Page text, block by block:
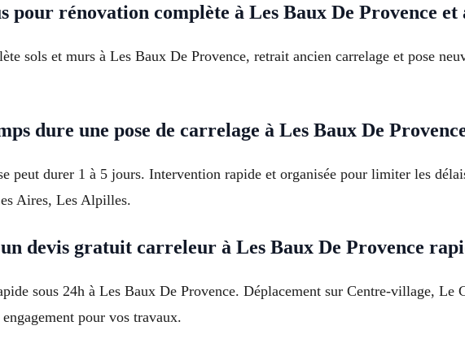
pour rénovation complète à Les Baux De Provence et
sols et murs à Les Baux De Provence, retrait ancien carrelage et pose
dure une pose de carrelage à Les Baux De
peut durer 1 à 5 jours. Intervention rapide et organisée pour limiter les
Aires, Les Alpilles.
devis gratuit carreleur à Les Baux De Provence
sous 24h à Les Baux De Provence. Déplacement sur Centre-village, Le
pour vos travaux.